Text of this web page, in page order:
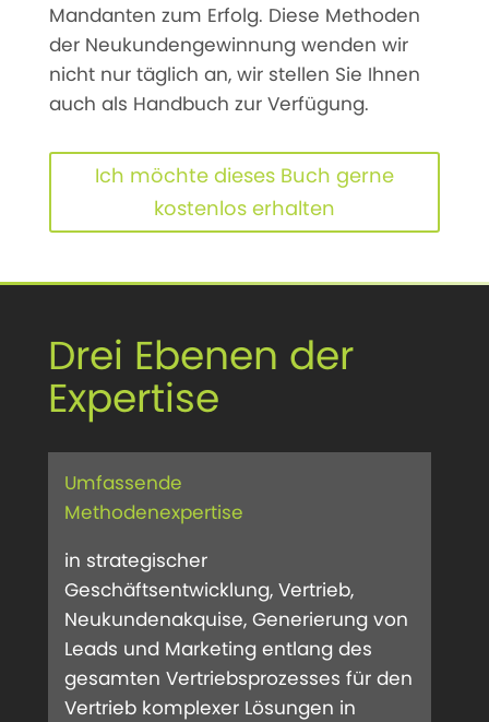
Mandanten zum Erfolg. Diese Methoden
der Neukundengewinnung wenden wir
nicht nur täglich an, wir stellen Sie Ihnen
auch als Handbuch zur Verfügung.
Ich möchte dieses Buch gerne
kostenlos erhalten
Drei Ebenen der
Expertise
Umfassende
Methodenexpertise
in strategischer
Geschäftsentwicklung, Vertrieb,
Neukundenakquise, Generierung von
Leads und Marketing entlang des
gesamten Vertriebsprozesses für den
Vertrieb komplexer Lösungen in